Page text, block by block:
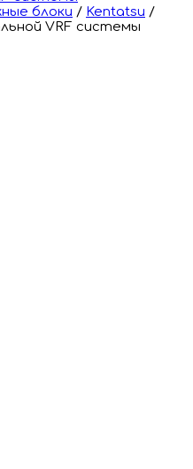
блоки / Kentatsu /
VRF системы